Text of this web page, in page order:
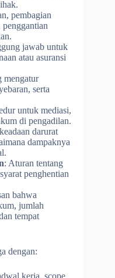
pembagian
jawab untuk
atau asuransi
mengatur
serta
untuk mediasi,
di pengadilan.
darurat
dampaknya
: Aturan tentang
penghentian
bahwa
jumlah
tempat
dengan: